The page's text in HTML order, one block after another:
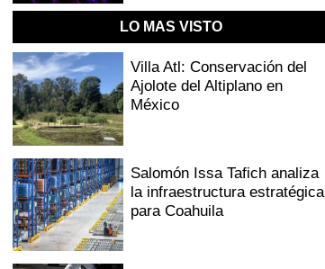
LO MAS VISTO
Villa Atl: Conservación del
Ajolote del Altiplano en
México
Salomón Issa Tafich analiza
la infraestructura estratégica
para Coahuila